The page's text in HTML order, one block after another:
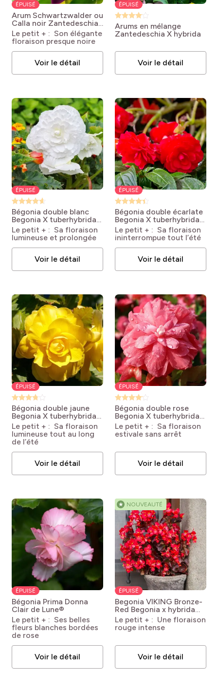
ÉPUISÉ
Arum Schwartzwalder ou
Calla noir Zantedeschia
elliottiana
Schwartzwalder
Le petit + : Son élégante
floraison presque noire
Voir le détail
ÉPUISÉ
Arums en mélange
Zantedeschia X hybrida
Voir le détail
ÉPUISÉ
Bégonia double blanc
Begonia X tuberhybrida
NON STOP® 'Blanc'
Le petit + : Sa floraison
lumineuse et prolongée
Voir le détail
ÉPUISÉ
Bégonia double écarlate
Begonia X tuberhybrida
NON STOP® 'Rouge'
Le petit + : Sa floraison
ininterrompue tout l’été
Voir le détail
ÉPUISÉ
Bégonia double jaune
Begonia X tuberhybrida
NON STOP® 'Jaune'
Le petit + : Sa floraison
lumineuse tout au long
de l’été
Voir le détail
ÉPUISÉ
Bégonia double rose
Begonia X tuberhybrida
NON STOP® 'Rose'
Le petit + : Sa floraison
estivale sans arrêt
Voir le détail
ÉPUISÉ
Bégonia Prima Donna
Clair de Lune®
Le petit + : Ses belles
fleurs blanches bordées
de rose
Voir le détail
★ NOUVEAUTÉ
ÉPUISÉ
Begonia VIKING Bronze-
Red Begonia x hybrida
Viking Bronze Red
Le petit + : Une floraison
rouge intense
Voir le détail